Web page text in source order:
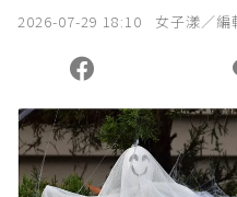
您當前剩餘 U 利點數
2026-07-29 18:10 女子漾／編